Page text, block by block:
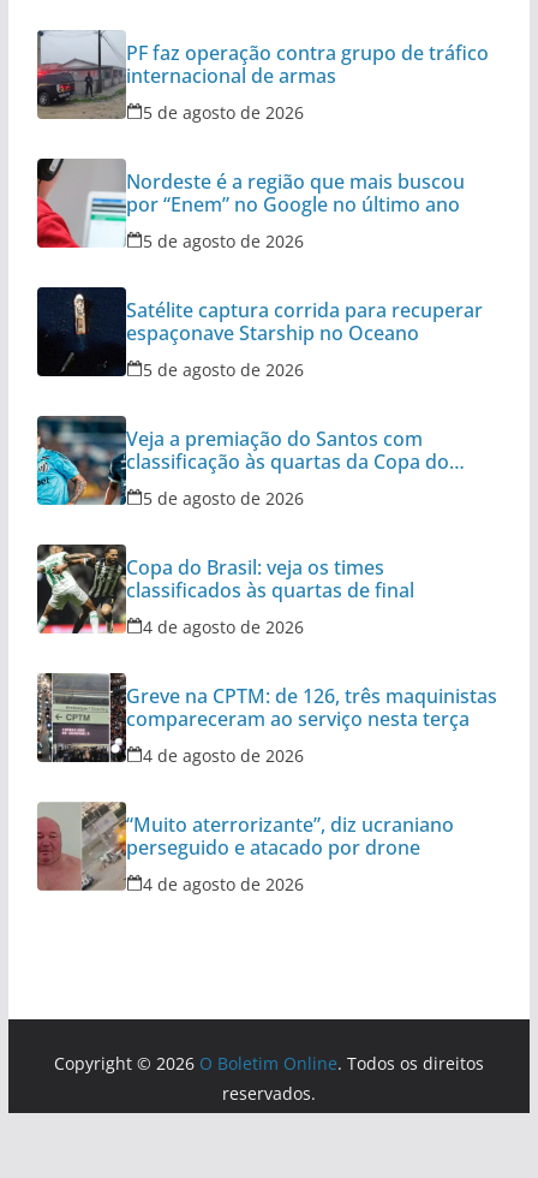
PF faz operação contra grupo de tráfico
internacional de armas
5 de agosto de 2026
Nordeste é a região que mais buscou
por “Enem” no Google no último ano
5 de agosto de 2026
Satélite captura corrida para recuperar
espaçonave Starship no Oceano
5 de agosto de 2026
Veja a premiação do Santos com
classificação às quartas da Copa do
Brasil
5 de agosto de 2026
Copa do Brasil: veja os times
classificados às quartas de final
4 de agosto de 2026
Greve na CPTM: de 126, três maquinistas
compareceram ao serviço nesta terça
4 de agosto de 2026
“Muito aterrorizante”, diz ucraniano
perseguido e atacado por drone
4 de agosto de 2026
Copyright © 2026 O Boletim Online. Todos os direitos
reservados.